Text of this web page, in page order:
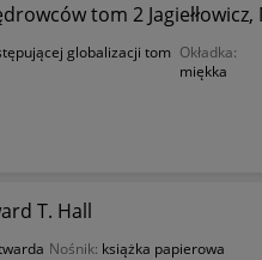
tom 2
globalizacji tom Okładka:
miękka
T. Hall
Nośnik: książka papierowa